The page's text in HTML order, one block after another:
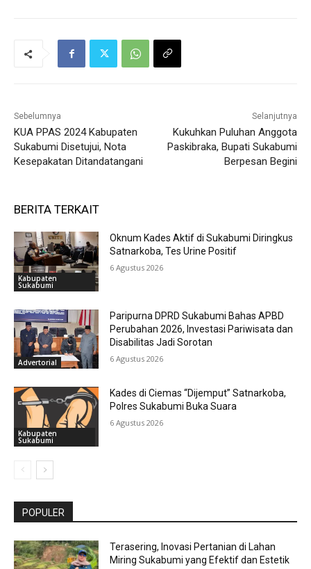
Sebelumnya
KUA PPAS 2024 Kabupaten
Sukabumi Disetujui, Nota
Kesepakatan Ditandatangani
Selanjutnya
Kukuhkan Puluhan Anggota
Paskibraka, Bupati Sukabumi
Berpesan Begini
BERITA TERKAIT
Kabupaten
Sukabumi
Oknum Kades Aktif di Sukabumi Diringkus
Satnarkoba, Tes Urine Positif
6 Agustus 2026
Advertorial
Paripurna DPRD Sukabumi Bahas APBD
Perubahan 2026, Investasi Pariwisata dan
Disabilitas Jadi Sorotan
6 Agustus 2026
Kabupaten
Sukabumi
Kades di Ciemas “Dijemput” Satnarkoba,
Polres Sukabumi Buka Suara
6 Agustus 2026
POPULER
Terasering, Inovasi Pertanian di Lahan
Miring Sukabumi yang Efektif dan Estetik